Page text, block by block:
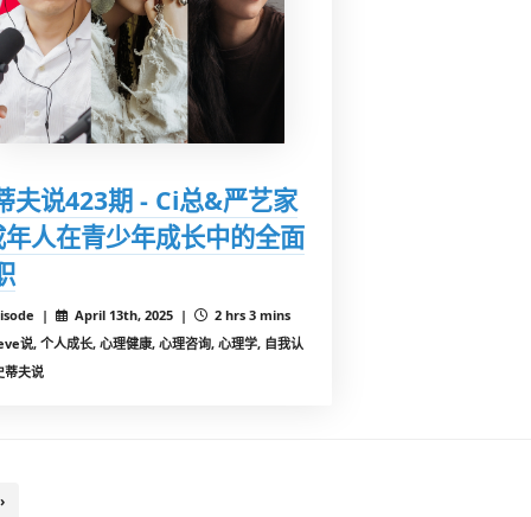
夫说423期 - Ci总&严艺家
人在青少年成长中的全面
| April 13th, 2025 |
2 hrs 3 mins
说, 个人成长, 心理健康, 心理咨询, 心理学, 自我认
蒂夫说